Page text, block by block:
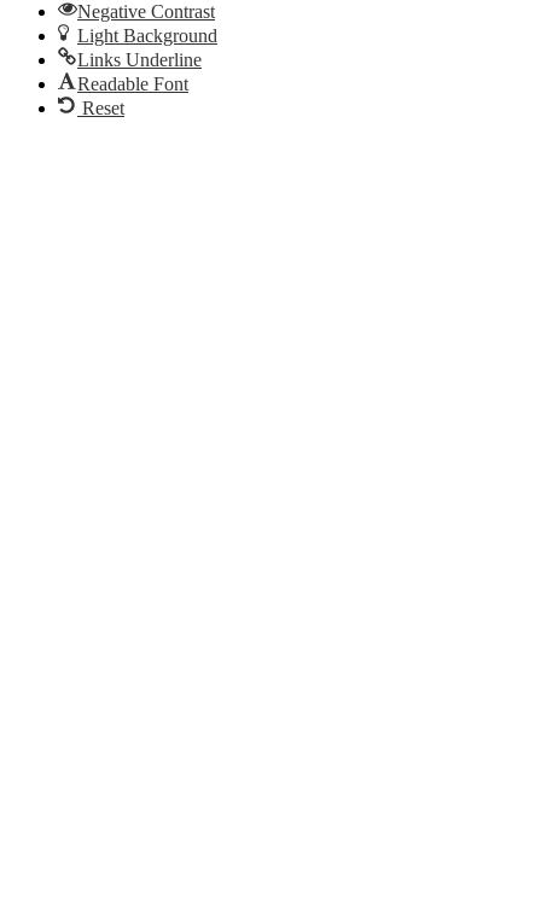
Negative Contrast
Light Background
Links Underline
Readable Font
Reset